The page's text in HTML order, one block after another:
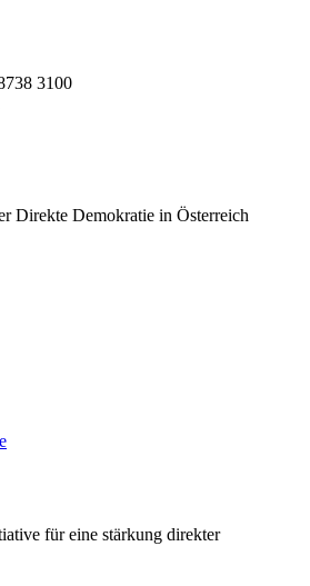
3100
Direkte Demokratie in Österreich
für eine stärkung direkter